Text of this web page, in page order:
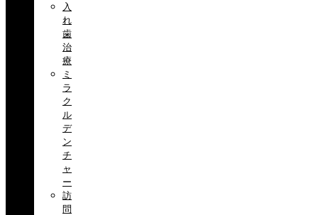
入
れ
歯
治
療
ミ
ラ
ク
ル
デ
ン
チ
ャ
ー
訪
問